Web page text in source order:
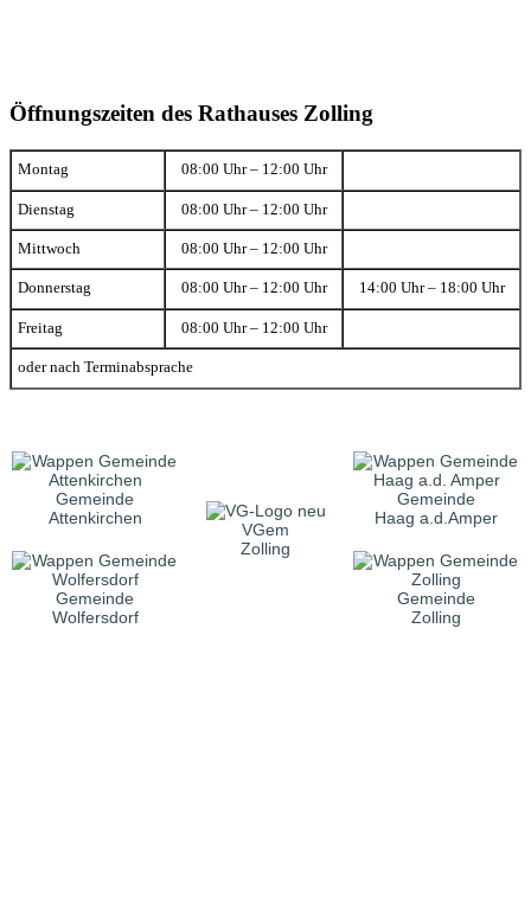
Öffnungszeiten des Rathauses Zolling
Montag 08:00 Uhr – 12:00 Uhr
Dienstag 08:00 Uhr – 12:00 Uhr
Mittwoch 08:00 Uhr – 12:00 Uhr
Donnerstag 08:00 Uhr – 12:00 Uhr 14:00 Uhr – 18:00 Uhr
Freitag 08:00 Uhr – 12:00 Uhr
oder nach Terminabsprache
Gemeinde
Attenkirchen
VGem
Zolling
Gemeinde
Haag a.d.Amper
Gemeinde
Wolfersdorf
Gemeinde
Zolling